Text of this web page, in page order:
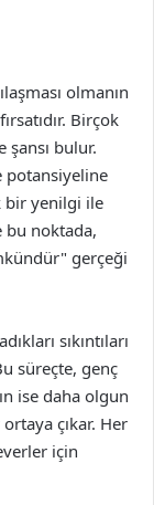
olmanın
Birçok
bulur.
potansiyeline
bir yenilgi ile
bu noktada,
gerçeği
sıkıntıları
süreçte, genç
ise daha olgun
çıkar. Her
için